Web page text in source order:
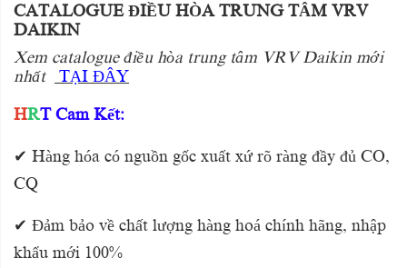
CATALOGUE ĐIỀU HÒA TRUNG TÂM VRV
DAIKIN
Xem catalogue điều hòa trung tâm VRV Daikin mới
nhất
TẠI ĐÂY
HRT Cam Kết:
✔ Hàng hóa có nguồn gốc xuất xứ rõ ràng đầy đủ CO,
CQ
✔ Đảm bảo về chất lượng hàng hoá chính hãng, nhập
khẩu mới 100%